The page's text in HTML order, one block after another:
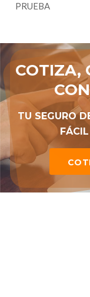
PRUEBA
COTIZA,
TU SEGURO